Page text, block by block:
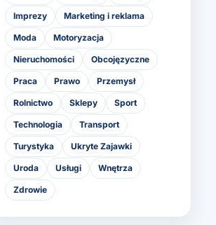
Imprezy Marketing i reklama
Moda Motoryzacja
Nieruchomości Obcojęzyczne
Praca Prawo Przemysł
Rolnictwo Sklepy Sport
Technologia Transport
Turystyka Ukryte Zajawki
Uroda Usługi Wnętrza
Zdrowie